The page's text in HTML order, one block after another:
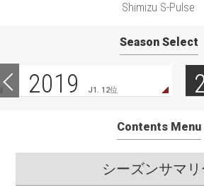
Shimizu S-Pulse
Season Select
2019 J1. 12位
Contents Menu
シーズンサマリ